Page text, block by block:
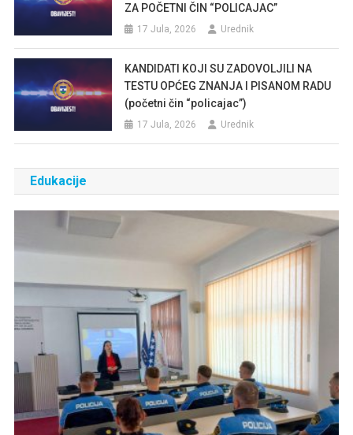
ZA POČETNI ČIN “POLICAJAC”
17 Jula, 2026 Urednik
KANDIDATI KOJI SU ZADOVOLJILI NA
TESTU OPĆEG ZNANJA I PISANOM RADU
(početni čin “policajac”)
17 Jula, 2026 Urednik
Edukacije